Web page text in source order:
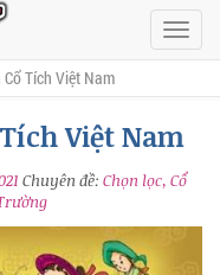
Hiện
menu
Tích Việt Nam
Việt Nam
Chuyên đề: Chọn lọc, Cổ